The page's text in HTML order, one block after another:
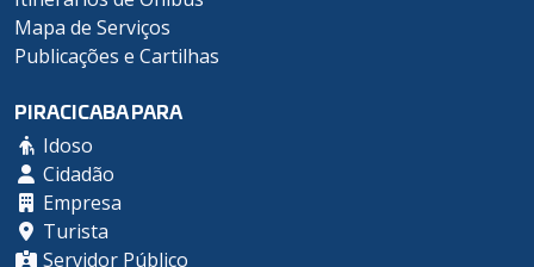
Mapa de Serviços
Publicações e Cartilhas
PIRACICABA PARA
Idoso
Cidadão
Empresa
Turista
Servidor Público